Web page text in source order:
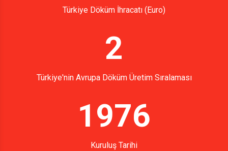
Türkiye Döküm İhracatı (Euro)
2
Türkiye'nin Avrupa Döküm Üretim Sıralaması
1976
Kuruluş Tarihi